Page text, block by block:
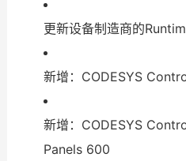
更新设备制造商的
新增：CODESYS
新增：CODESYS
Panels 600